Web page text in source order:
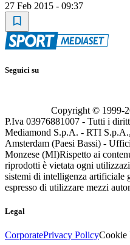
27 Feb 2015 - 09:37
Seguici su
Copyright © 1999-
P.Iva 03976881007 - Tutti i
Mediamond S.p.A. - RTI
Amsterdam (Paesi Bassi) -
Monzese (MI)Rispetto ai
riprodotti è vietata ogni
sistemi di intelligenza artificiale
espresso di utilizzare mezzi
Legal
CorporatePrivacy PolicyCookie